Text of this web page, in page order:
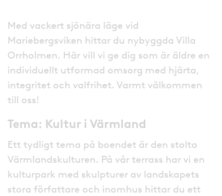
Med vackert sjönära läge vid
Mariebergsviken hittar du nybyggda Villa
Orrholmen. Här vill vi ge dig som är äldre en
individuellt utformad omsorg med hjärta,
integritet och valfrihet. Varmt välkommen
till oss!
Tema: Kultur i Värmland
Ett tydligt tema på boendet är den stolta
Värmlandskulturen. På vår terrass har vi en
kulturpark med skulpturer av landskapets
stora författare och inomhus hittar du ett